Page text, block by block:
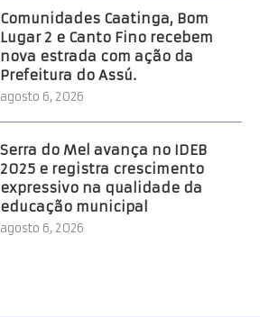
Comunidades Caatinga, Bom
Lugar 2 e Canto Fino recebem
nova estrada com ação da
Prefeitura do Assú.
agosto 6, 2026
Serra do Mel avança no IDEB
2025 e registra crescimento
expressivo na qualidade da
educação municipal
agosto 6, 2026